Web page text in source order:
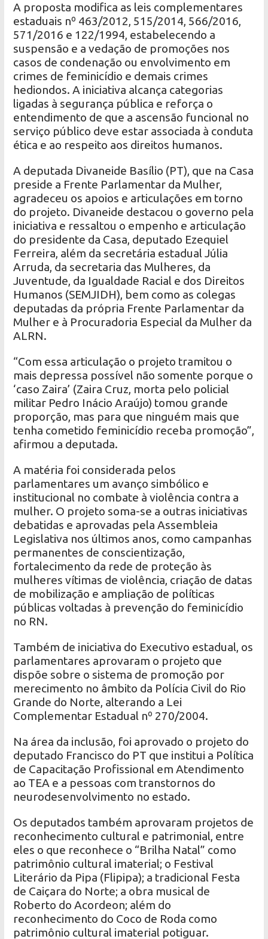
A proposta modifica as leis complementares
estaduais nº 463/2012, 515/2014, 566/2016,
571/2016 e 122/1994, estabelecendo a
suspensão e a vedação de promoções nos
casos de condenação ou envolvimento em
crimes de feminicídio e demais crimes
hediondos. A iniciativa alcança categorias
ligadas à segurança pública e reforça o
entendimento de que a ascensão funcional no
serviço público deve estar associada à conduta
ética e ao respeito aos direitos humanos.
A deputada Divaneide Basílio (PT), que na Casa
preside a Frente Parlamentar da Mulher,
agradeceu os apoios e articulações em torno
do projeto. Divaneide destacou o governo pela
iniciativa e ressaltou o empenho e articulação
do presidente da Casa, deputado Ezequiel
Ferreira, além da secretária estadual Júlia
Arruda, da secretaria das Mulheres, da
Juventude, da Igualdade Racial e dos Direitos
Humanos (SEMJIDH), bem como as colegas
deputadas da própria Frente Parlamentar da
Mulher e à Procuradoria Especial da Mulher da
ALRN.
“Com essa articulação o projeto tramitou o
mais depressa possível não somente porque o
‘caso Zaira’ (Zaira Cruz, morta pelo policial
militar Pedro Inácio Araújo) tomou grande
proporção, mas para que ninguém mais que
tenha cometido feminicídio receba promoção”,
afirmou a deputada.
A matéria foi considerada pelos
parlamentares um avanço simbólico e
institucional no combate à violência contra a
mulher. O projeto soma-se a outras iniciativas
debatidas e aprovadas pela Assembleia
Legislativa nos últimos anos, como campanhas
permanentes de conscientização,
fortalecimento da rede de proteção às
mulheres vítimas de violência, criação de datas
de mobilização e ampliação de políticas
públicas voltadas à prevenção do feminicídio
no RN.
Também de iniciativa do Executivo estadual, os
parlamentares aprovaram o projeto que
dispõe sobre o sistema de promoção por
merecimento no âmbito da Polícia Civil do Rio
Grande do Norte, alterando a Lei
Complementar Estadual nº 270/2004.
Na área da inclusão, foi aprovado o projeto do
deputado Francisco do PT que institui a Política
de Capacitação Profissional em Atendimento
ao TEA e a pessoas com transtornos do
neurodesenvolvimento no estado.
Os deputados também aprovaram projetos de
reconhecimento cultural e patrimonial, entre
eles o que reconhece o “Brilha Natal” como
patrimônio cultural imaterial; o Festival
Literário da Pipa (Flipipa); a tradicional Festa
de Caiçara do Norte; a obra musical de
Roberto do Acordeon; além do
reconhecimento do Coco de Roda como
patrimônio cultural imaterial potiguar.